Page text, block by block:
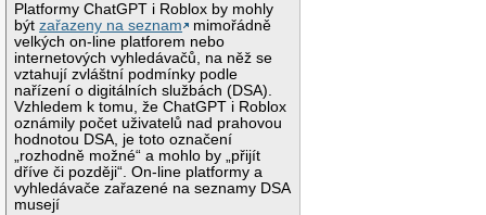
Platformy ChatGPT i Roblox by mohly
býtzařazeny na seznam
mimořádně
velkých on-line platforem nebo
internetových vyhledávačů, na něž se
vztahují zvláštní podmínky podle
nařízení o digitálních službách (DSA).
Vzhledem k tomu, že ChatGPT i Roblox
oznámily počet uživatelů nad prahovou
hodnotou DSA, je toto označení
„rozhodně možné“ a mohlo by „přijít
dříve či později“. On-line platformy a
vyhledávače zařazené na seznamy DSA
musejí